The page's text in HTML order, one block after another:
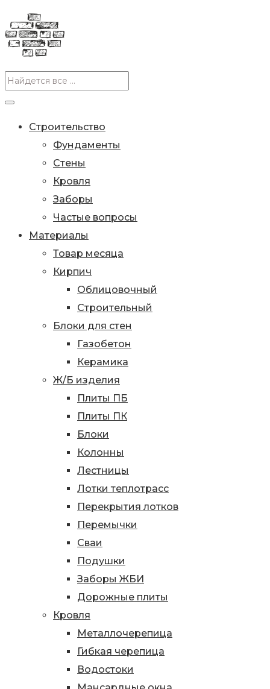
Строительство
Фундаменты
Стены
Кровля
Заборы
Частые вопросы
Материалы
Товар месяца
Кирпич
Облицовочный
Строительный
Блоки для стен
Газобетон
Керамика
Ж/Б изделия
Плиты ПБ
Плиты ПК
Блоки
Колонны
Лестницы
Лотки теплотрасс
Перекрытия лотков
Перемычки
Сваи
Подушки
Заборы ЖБИ
Дорожные плиты
Кровля
Металлочерепица
Гибкая черепица
Водостоки